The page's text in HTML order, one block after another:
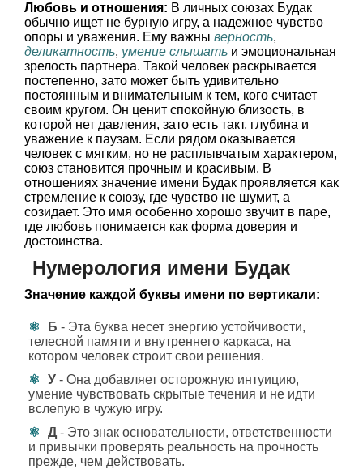
Любовь и отношения: В личных союзах Будак
обычно ищет не бурную игру, а надежное чувство
опоры и уважения. Ему важны верность,
деликатность, умение слышать и эмоциональная
зрелость партнера. Такой человек раскрывается
постепенно, зато может быть удивительно
постоянным и внимательным к тем, кого считает
своим кругом. Он ценит спокойную близость, в
которой нет давления, зато есть такт, глубина и
уважение к паузам. Если рядом оказывается
человек с мягким, но не расплывчатым характером,
союз становится прочным и красивым. В
отношениях значение имени Будак проявляется как
стремление к союзу, где чувство не шумит, а
созидает. Это имя особенно хорошо звучит в паре,
где любовь понимается как форма доверия и
достоинства.
Нумерология имени Будак
Значение каждой буквы имени по вертикали:
Б - Эта буква несет энергию устойчивости,
телесной памяти и внутреннего каркаса, на
котором человек строит свои решения.
У - Она добавляет осторожную интуицию,
умение чувствовать скрытые течения и не идти
вслепую в чужую игру.
Д - Это знак основательности, ответственности
и привычки проверять реальность на прочность
прежде, чем действовать.